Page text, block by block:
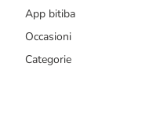
App bitiba
Occasioni
Categorie